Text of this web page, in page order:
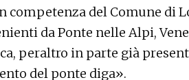
competenza del Comune di
da Ponte nelle Alpi,
peraltro in parte già
del ponte diga».